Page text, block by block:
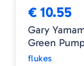
€ 10.55
Gary
Green
flukes